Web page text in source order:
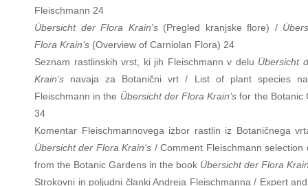
Fleischmann 24
Übersicht der Flora Krain's(Pregled kranjske flore) /
Flora Krain’s (Overview of Carniolan Flora) 24
Seznam rastlinskih vrst, ki jih Fleischmann v delu Übersicht
Krain‘s navaja za Botanični vrt / List of plant species
Fleischmann in the Übersicht der Flora Krain’s for the Botanic
34
Komentar Fleischmannovega izbor rastlin iz Botaničnega
Übersicht der Flora Krain‘s / Comment Fleischmann selection
from the Botanic Gardens in the book Übersicht der Flora
Strokovni in poljudni članki Andreja Fleischmanna / Expert